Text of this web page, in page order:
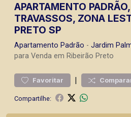
APARTAMENTO
TRAVASSOS, ZONA
PRETO SP
Apartamento Padrão - Jardim
para Venda em Ribeirão Preto
Favoritar |
Compartilhe: